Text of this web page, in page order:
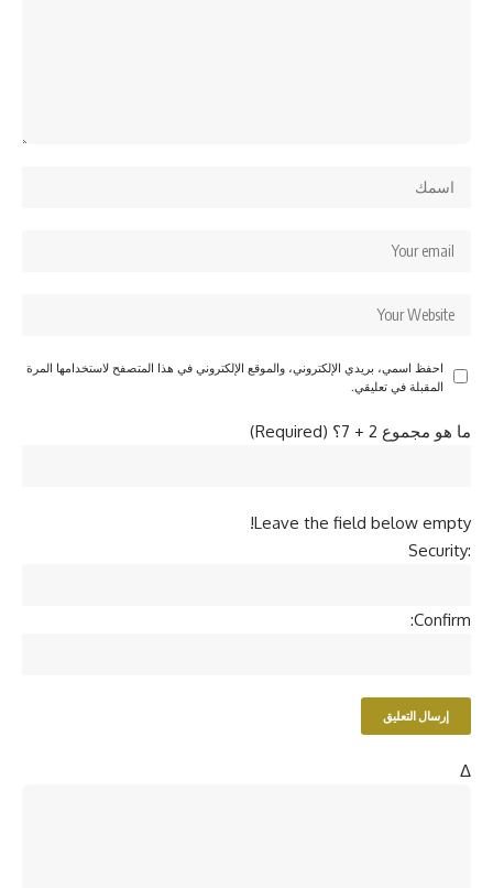
احفظ اسمي، بريدي الإلكتروني، والموقع الإلكتروني في هذا المتصفح لاستخدامها المرة
المقبلة في تعليقي.
ما هو مجموع 2 + 7؟ (Required)
Leave the field below empty!
Security:
Confirm:
Δ